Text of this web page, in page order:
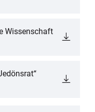
Wissenschaft